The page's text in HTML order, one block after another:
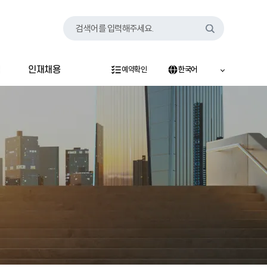
검색어를 입력해주세요.
인재채용 예약확인 한국어